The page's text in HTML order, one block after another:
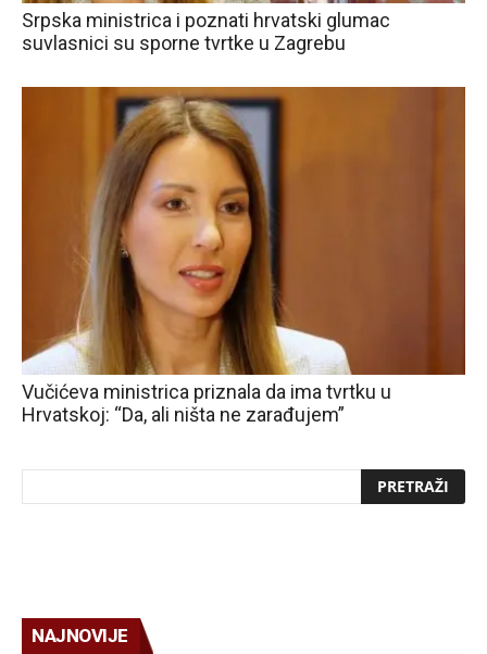
Srpska ministrica i poznati hrvatski glumac
suvlasnici su sporne tvrtke u Zagrebu
Vučićeva ministrica priznala da ima tvrtku u
Hrvatskoj: “Da, ali ništa ne zarađujem”
NAJNOVIJE